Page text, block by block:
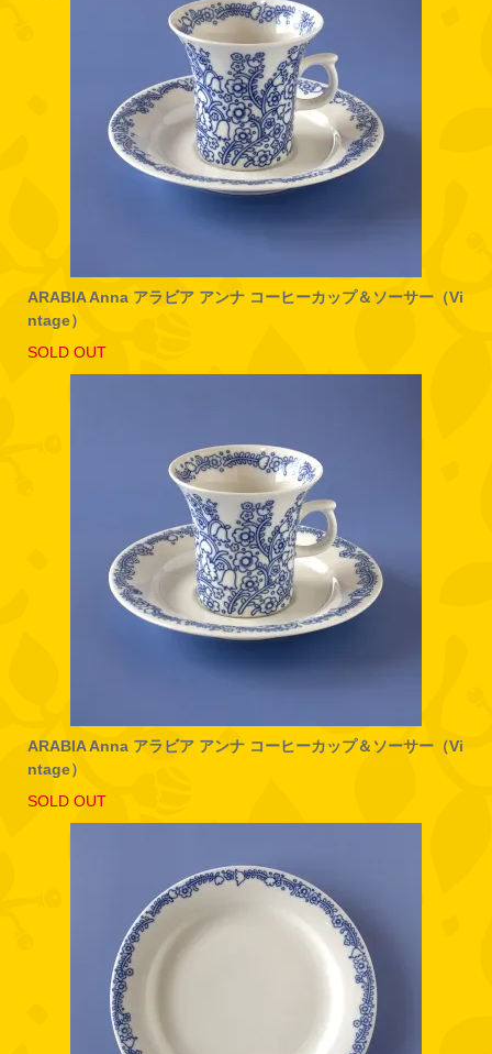
ARABIA Anna アラビア アンナ コーヒーカップ＆ソーサー（Vi
ntage）
SOLD OUT
ARABIA Anna アラビア アンナ コーヒーカップ＆ソーサー（Vi
ntage）
SOLD OUT